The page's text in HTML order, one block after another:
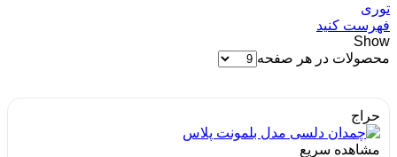
توری
فهرست کنید
Show
محصولات در هر صفحه
حراج
مشاهده سریع